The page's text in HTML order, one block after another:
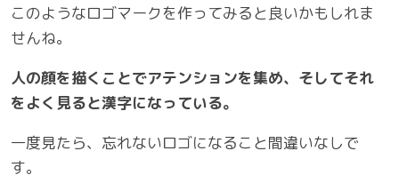
このようなロゴマークを作ってみると良いかもしれま
せんね。
人の顔を描くことでアテンションを集め、そしてそれ
をよく見ると漢字になっている。
一度見たら、忘れないロゴになること間違いなしで
す。